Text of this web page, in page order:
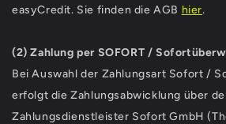
easyCredit. Sie finden die AGB hier.
(2)Zahlung per SOFORT /
Bei Auswahl der Zahlungsart Sofort /
erfolgt die Zahlungsabwicklung über
Zahlungsdienstleister Sofort GmbH